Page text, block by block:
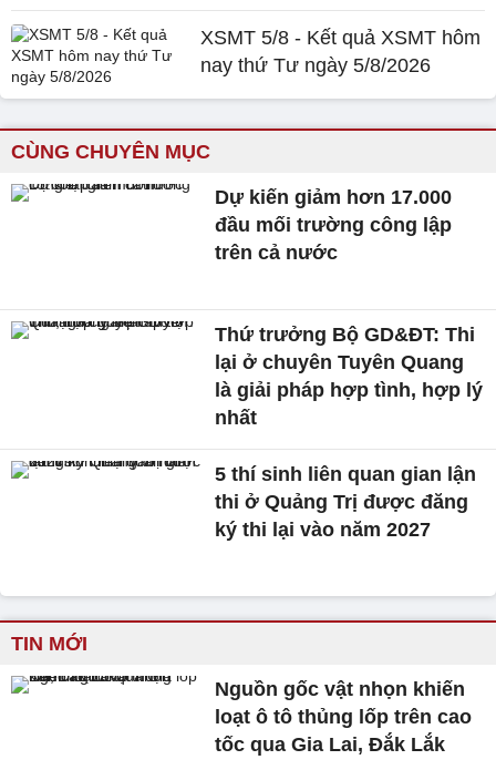
XSMT 5/8 - Kết quả XSMT hôm
nay thứ Tư ngày 5/8/2026
CÙNG CHUYÊN MỤC
Dự kiến giảm hơn 17.000
đầu mối trường công lập
trên cả nước
Thứ trưởng Bộ GD&ĐT: Thi
lại ở chuyên Tuyên Quang
là giải pháp hợp tình, hợp lý
nhất
5 thí sinh liên quan gian lận
thi ở Quảng Trị được đăng
ký thi lại vào năm 2027
TIN MỚI
Nguồn gốc vật nhọn khiến
loạt ô tô thủng lốp trên cao
tốc qua Gia Lai, Đắk Lắk